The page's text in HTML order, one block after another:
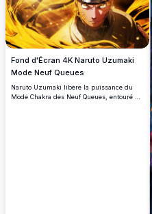
Fond d'Écran 4K Naruto Uzumaki
Mode Neuf Queues
Naruto Uzumaki libère la puissance du
Mode Chakra des Neuf Queues, entouré de